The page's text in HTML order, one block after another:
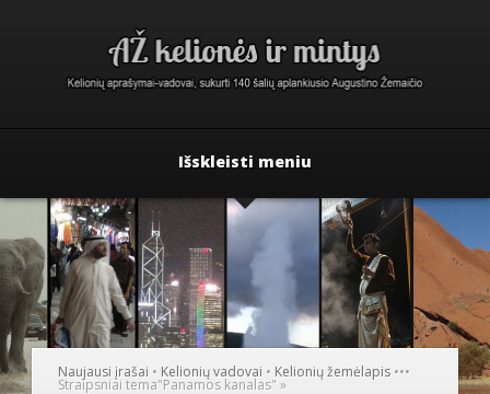
Išskleisti meniu
Naujausi įrašai • Kelionių vadovai • Kelionių žemėlapis •••
Straipsniai tema"Panamos kanalas" »